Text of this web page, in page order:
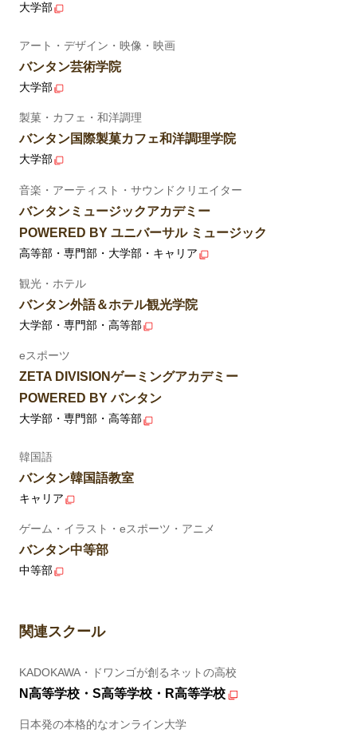
大学部
アート・デザイン・映像・映画
バンタン芸術学院
大学部
製菓・カフェ・和洋調理
バンタン国際製菓カフェ和洋調理学院
大学部
音楽・アーティスト・サウンドクリエイター
バンタンミュージックアカデミー
POWERED BY ユニバーサル ミュージック
高等部・専門部・大学部・キャリア
観光・ホテル
バンタン外語＆ホテル観光学院
大学部・専門部・高等部
eスポーツ
ZETA DIVISIONゲーミングアカデミー
POWERED BY バンタン
大学部・専門部・高等部
韓国語
バンタン韓国語教室
キャリア
ゲーム・イラスト・eスポーツ・アニメ
バンタン中等部
中等部
関連スクール
KADOKAWA・ドワンゴが創るネットの高校
N高等学校・S高等学校・R高等学校
日本発の本格的なオンライン大学